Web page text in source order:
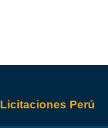
Licitaciones Perú